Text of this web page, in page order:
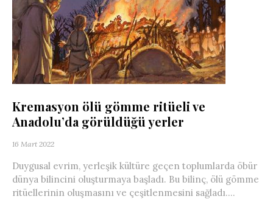
Kremasyon ölü gömme ritüeli ve
Anadolu’da görüldüğü yerler
16 Mart 2022
Duygusal evrim, yerleşik kültüre geçen toplumlarda öbür
dünya bilincini oluşturmaya başladı. Bu bilinç, ölü gömme
ritüellerinin oluşmasını ve çeşitlenmesini sağladı....